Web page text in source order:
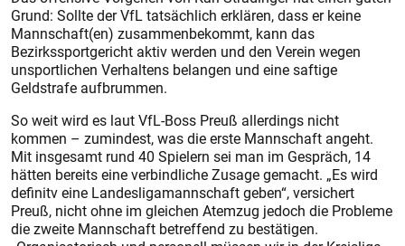
Grund: Sollte der VfL tatsächlich erklären, dass er keine
Mannschaft(en) zusammenbekommt, kann das
Bezirkssportgericht aktiv werden und den Verein wegen
unsportlichen Verhaltens belangen und eine saftige
Geldstrafe aufbrummen.
So weit wird es laut VfL-Boss Preuß allerdings nicht
kommen – zumindest, was die erste Mannschaft angeht.
Mit insgesamt rund 40 Spielern sei man im Gespräch, 14
hätten bereits eine verbindliche Zusage gemacht. „Es wird
definitv eine Landesligamannschaft geben“, versichert
Preuß, nicht ohne im gleichen Atemzug jedoch die Probleme
die zweite Mannschaft betreffend zu bestätigen.